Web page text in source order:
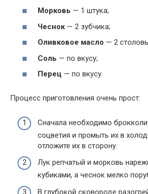
Морковь — 1 штука;
Чеснок— 2 зубчика;
Оливковое масло — 2
Соль — по вкусу;
Перец — по вкусу.
Процесс приготовления очень прост:
Сначала необходимо
соцветия и промыть их в
отложите их в сторону.
Лук репчатый и морковь
кубиками, а чеснок мелко
В глубокой сковороде